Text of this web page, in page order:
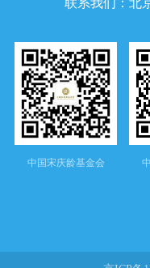
联系我们： 北
中国宋庆龄基金会